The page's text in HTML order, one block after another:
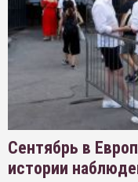
Сентябрь в
истории